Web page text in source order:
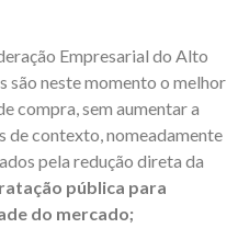
Empresarial do Alto
são neste momento o melhor
compra, sem aumentar a
de contexto, nomeadamente
pela redução direta da
pública para
do mercado;